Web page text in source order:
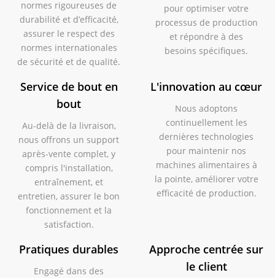
normes rigoureuses de
durabilité et d’efficacité,
assurer le respect des
normes internationales
de sécurité et de qualité.
pour optimiser votre
processus de production
et répondre à des
besoins spécifiques.
Service de bout en
bout
Au-delà de la livraison,
nous offrons un support
après-vente complet, y
compris l'installation,
entraînement, et
entretien, assurer le bon
fonctionnement et la
satisfaction.
L'innovation au cœur
Nous adoptons
continuellement les
dernières technologies
pour maintenir nos
machines alimentaires à
la pointe, améliorer votre
efficacité de production.
Pratiques durables
Engagé dans des
Approche centrée sur
le client